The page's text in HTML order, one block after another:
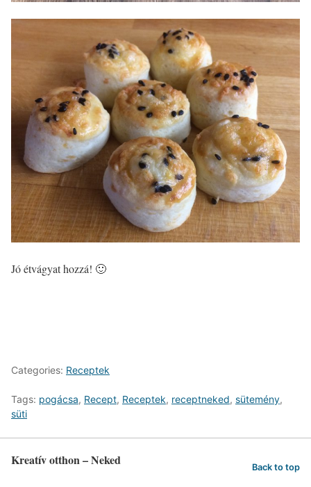
Jó étvágyat hozzá! 🙂
Categories: Receptek
Tags: pogácsa, Recept, Receptek, receptneked, sütemény,
süti
Kreatív otthon – Neked Back to top